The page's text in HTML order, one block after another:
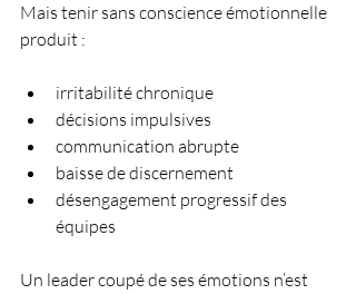
Mais tenir sans conscience émotionnelle
produit :
irritabilité chronique
décisions impulsives
communication abrupte
baisse de discernement
désengagement progressif des
équipes
Un leader coupé de ses émotions n’est